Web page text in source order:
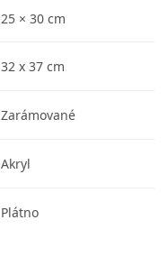
25 × 30 cm
32 x 37 cm
Zarámované
Akryl
Plátno